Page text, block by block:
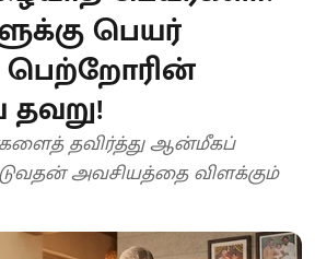
பெயர்
தவறு!
தவிர்த்து ஆன்மீகப்
அவசியத்தை விளக்கும்